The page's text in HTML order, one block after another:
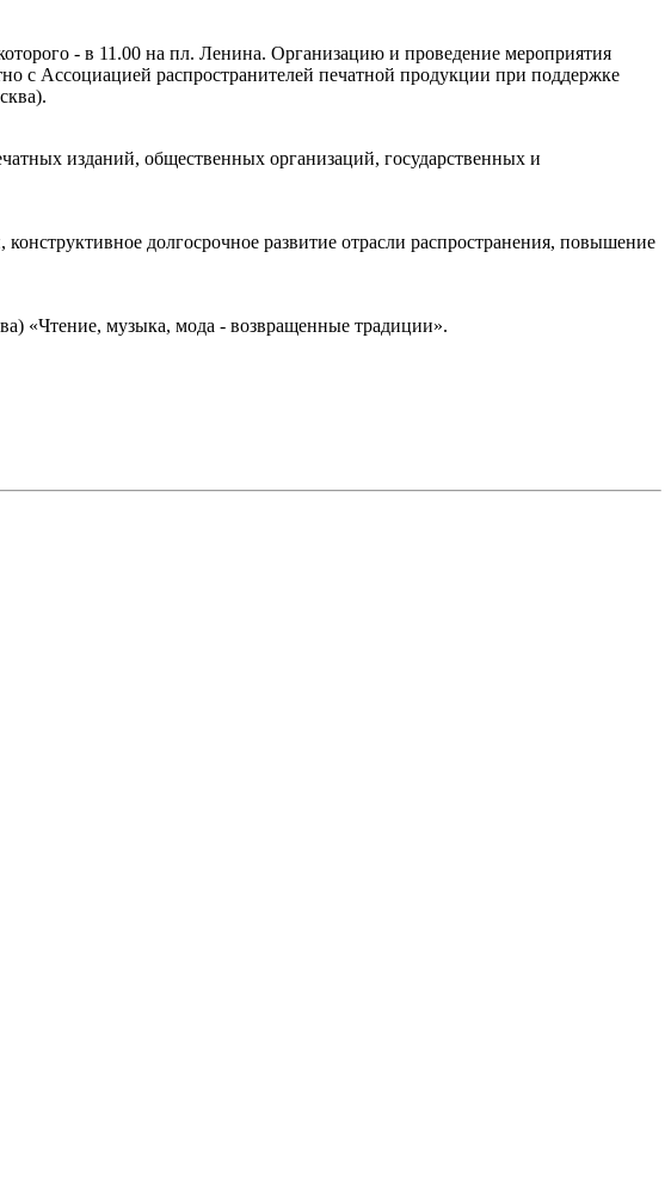
- в 11.00 на пл. Ленина. Организацию и проведение мероприятия
с Ассоциацией распространителей печатной продукции при поддержке
изданий, общественных организаций, государственных и
долгосрочное развитие отрасли распространения, повышение
«Чтение, музыка, мода - возвращенные традиции».